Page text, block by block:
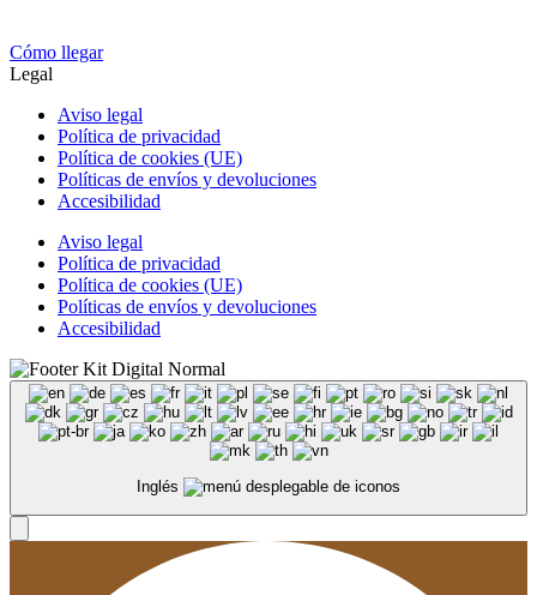
Cómo llegar
Legal
Aviso legal
Política de privacidad
Política de cookies (UE)
Políticas de envíos y devoluciones
Accesibilidad
Aviso legal
Política de privacidad
Política de cookies (UE)
Políticas de envíos y devoluciones
Accesibilidad
Inglés